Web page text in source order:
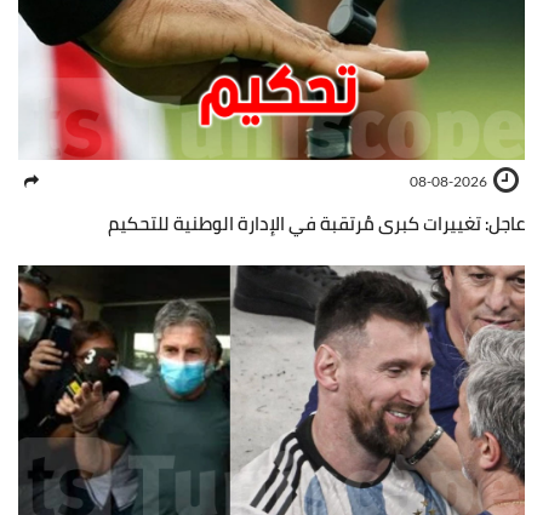
08-08-2026
عاجل: تغييرات كبرى مُرتقبة في الإدارة الوطنية للتحكيم